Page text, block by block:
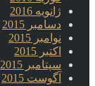
ژانویه 2016
دسامبر 2015
نوامبر 2015
اکتبر 2015
سپتامبر 2015
آگوست 2015